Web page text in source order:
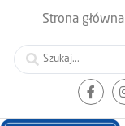
Strona główna